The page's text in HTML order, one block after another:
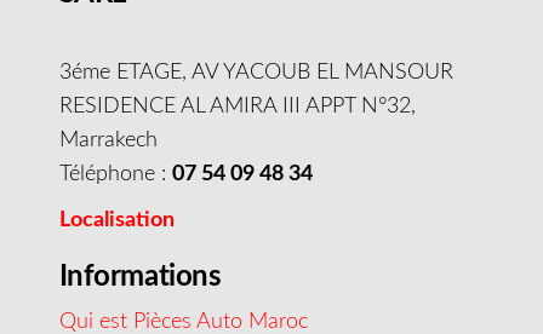
3éme ETAGE, AV YACOUB EL MANSOUR
RESIDENCE AL AMIRA III APPT N°32,
Marrakech
Téléphone : 07 54 09 48 34
Localisation
Informations
Qui est Pièces Auto Maroc